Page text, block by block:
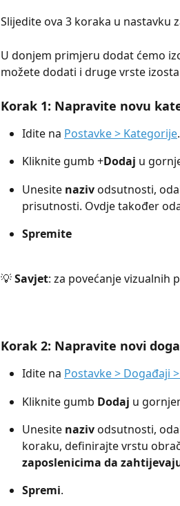
Slijedite ova 3 koraka u nastavku
U donjem primjeru dodat ćemo
možete dodati i druge vrste
Korak 1: Napravite novu
Idite na Postavke > Kategorije.
Kliknite gumb +Dodaj u
Unesite naziv odsutnosti,
prisutnosti. Ovdje također
Spremite
💡 Savjet: za povećanje vizualnih
Korak 2: Napravite novi
Idite na Postavke > Događaji
Kliknite gumb Dodaj u
Unesite naziv odsutnosti,
koraku, definirajte vrstu
zaposlenicima da
Spremi.